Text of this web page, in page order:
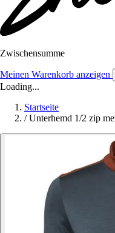
Zwischensumme
Meinen Warenkorb anzeigen
Loading...
Startseite
/ Unterhemd 1/2 zip